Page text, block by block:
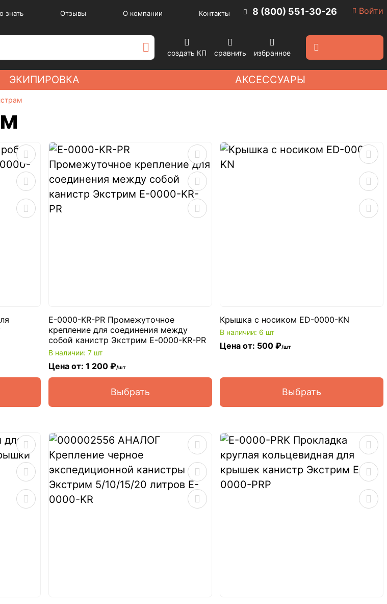
знать Отзывы О компании Контакты 8 (800) 551-30-26 Войти
создать КП сравнить избранное
ЭКИПИРОВКА АКСЕССУАРЫ
E-0000-KR-PR Промежуточное
крепление для соединения между
собой канистр Экстрим E-0000-KR-PR
В наличии: 7 шт
Цена от: 1 200 ₽/шт
Выбрать
Крышка с носиком ED-0000-KN
В наличии: 6 шт
Цена от: 500 ₽/шт
Выбрать